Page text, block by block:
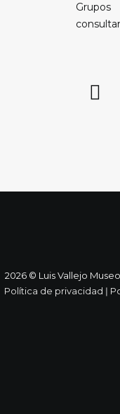
Grupos
consultar
2026 © Luis Vallejo
Política de privacidad ǀ